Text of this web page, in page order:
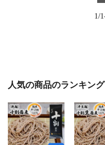
1/1
人気の商品のランキング